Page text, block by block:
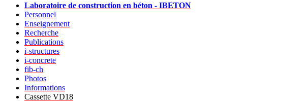
Laboratoire de construction en béton - IBETON
Personnel
Enseignement
Recherche
Publications
i-structures
i-concrete
fib-ch
Photos
Informations
Cassette VD18